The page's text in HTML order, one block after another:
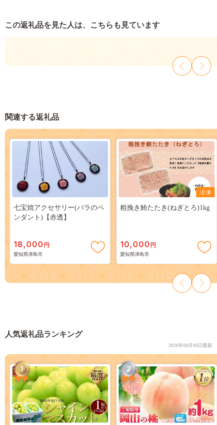
この返礼品を見た人は、こちらも見ています
関連する返礼品
七宝焼アクセサリー(バラのペ
ンダント)【赤透】
18,000 円
愛知県津島市
冷凍
粗挽き鮪たたき(ねぎとろ)1kg
10,000 円
愛知県津島市
人気返礼品ランキング
2026年08月09日最新
1 2